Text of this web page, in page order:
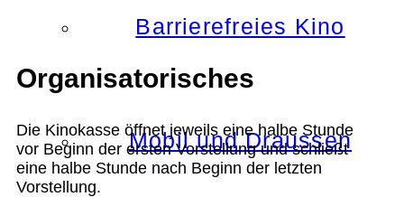
Barrierefreies Kino
Mobil und Draussen
Organisatorisches
Die Kinokasse öffnet jeweils eine halbe Stunde
vor Beginn der ersten Vorstellung und schließt
eine halbe Stunde nach Beginn der letzten
Vorstellung.